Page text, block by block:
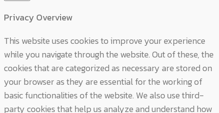
Privacy Overview
This website uses cookies to improve your experience
while you navigate through the website. Out of these, the
cookies that are categorized as necessary are stored on
your browser as they are essential for the working of
basic functionalities of the website. We also use third-
party cookies that help us analyze and understand how